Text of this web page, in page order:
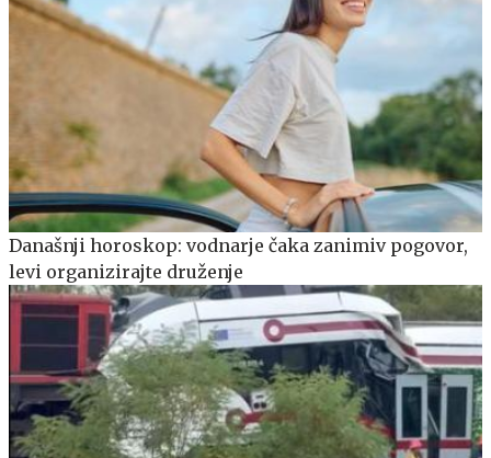
Današnji horoskop: vodnarje čaka zanimiv pogovor,
levi organizirajte druženje